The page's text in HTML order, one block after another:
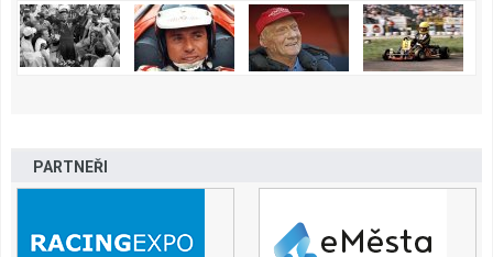
PARTNEŘI